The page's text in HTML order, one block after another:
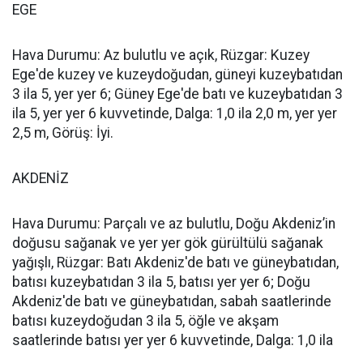
EGE
Hava Durumu: Az bulutlu ve açık, Rüzgar: Kuzey
Ege'de kuzey ve kuzeydoğudan, güneyi kuzeybatıdan
3 ila 5, yer yer 6; Güney Ege'de batı ve kuzeybatıdan 3
ila 5, yer yer 6 kuvvetinde, Dalga: 1,0 ila 2,0 m, yer yer
2,5 m, Görüş: İyi.
AKDENİZ
Hava Durumu: Parçalı ve az bulutlu, Doğu Akdeniz’in
doğusu sağanak ve yer yer gök gürültülü sağanak
yağışlı, Rüzgar: Batı Akdeniz'de batı ve güneybatıdan,
batısı kuzeybatıdan 3 ila 5, batısı yer yer 6; Doğu
Akdeniz'de batı ve güneybatıdan, sabah saatlerinde
batısı kuzeydoğudan 3 ila 5, öğle ve akşam
saatlerinde batısı yer yer 6 kuvvetinde, Dalga: 1,0 ila